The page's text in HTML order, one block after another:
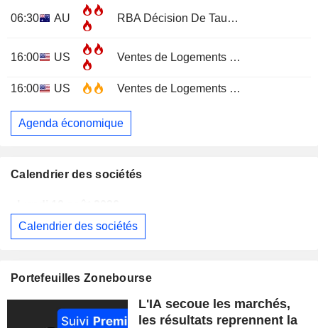
06:30 AU RBA Décision De Taux D'Intérêt
16:00 US Ventes de Logements Existants
16:00 US Ventes de Logements Existants (Mensuel)
Agenda économique
Calendrier des sociétés
WESTPAC BANKING CORPORATION
SIMON PROPERTY GROUP, INC.
FERGUSON ENTERPRISES INC. Publication des résultats - Q2 2026 12:45
Calendrier des sociétés
Portefeuilles Zonebourse
L'IA secoue les marchés,
les résultats reprennent la